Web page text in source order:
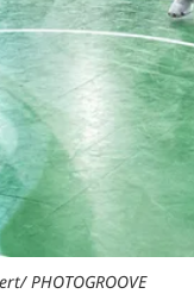
PHOTOGROOVE